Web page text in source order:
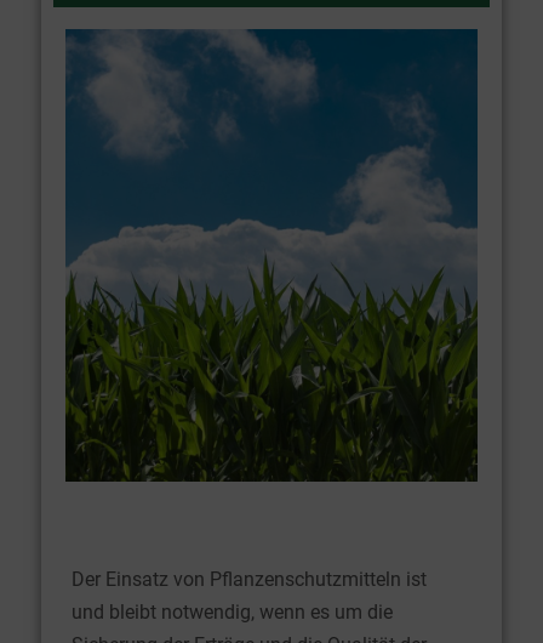
Der Einsatz von Pflanzenschutzmitteln ist
und bleibt notwendig, wenn es um die